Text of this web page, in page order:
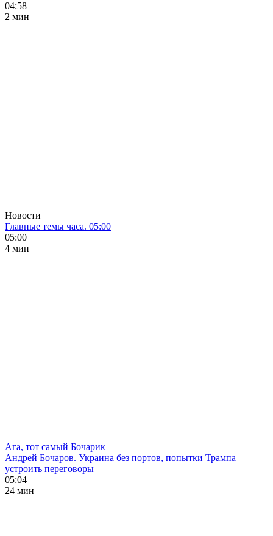
04:58
2 мин
Новости
Главные темы часа. 05:00
05:00
4 мин
Ага, тот самый Бочарик
Андрей Бочаров. Украина без портов, попытки Трампа
устроить переговоры
05:04
24 мин